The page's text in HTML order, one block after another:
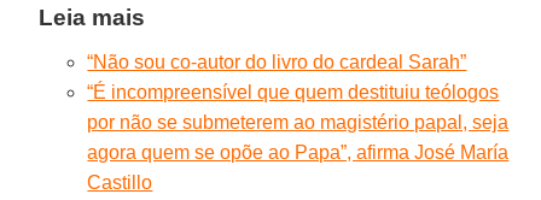
Leia mais
“Não sou co-autor do livro do cardeal Sarah”
“É incompreensível que quem destituiu teólogos
por não se submeterem ao magistério papal, seja
agora quem se opõe ao Papa”, afirma José María
Castillo